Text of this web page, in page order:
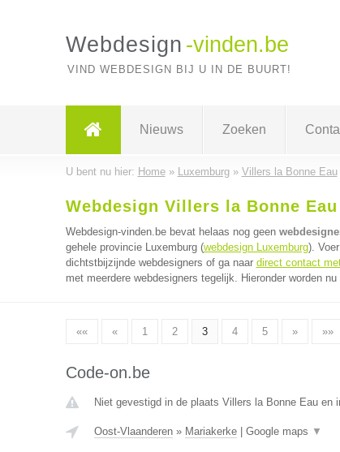
Webdesign -vinden.be
VIND WEBDESIGN BIJ U IN DE BUURT!
Nieuws Zoeken
U bent nu hier: Home» Luxemburg» Villers la Bonne Eau
Webdesign Villers la Bonne Eau
Webdesign-vinden.be bevat helaas nog geen
gehele provincie Luxemburg (webdesign Luxemburg).
dichtstbijzijnde webdesigners of ga naar direct contact
met meerdere webdesigners tegelijk. Hieronder worden
«« « 1 2 3 4 5 » »»
Code-on.be
Niet gevestigd in de plaats Villers la Bonne Eau en
Oost-Vlaanderen» Mariakerke| Google maps ▼